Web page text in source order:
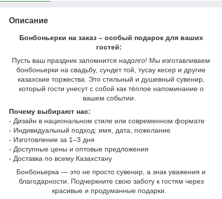
Описание
Бонбоньерки на заказ – особый подарок для ваших
гостей:
Пусть ваш праздник запомнится надолго! Мы изготавливаем
бонбоньерки на свадьбу, сундет той, тусау кесер и другие
казахские торжества. Это стильный и душевный сувенир,
который гости унесут с собой как тёплое напоминание о
вашем событии.
Почему выбирают нас:
- Дизайн в национальном стиле или современном формате
- Индивидуальный подход: имя, дата, пожелание
- Изготовление за 1–3 дня
- Доступные цены и оптовые предложения
- Доставка по всему Казахстану
Бонбоньерка — это не просто сувенир, а знак уважения и
благодарности. Подчеркните свою заботу к гостям через
красивые и продуманные подарки.